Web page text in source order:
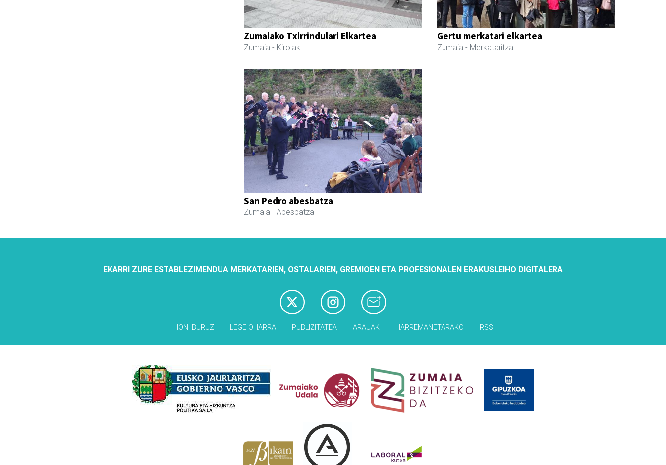
Zumaiako Txirrindulari Elkartea
Zumaia - Kirolak
Gertu merkatari elkartea
Zumaia - Merkataritza
San Pedro abesbatza
Zumaia - Abesbatza
EKARRI ZURE ESTABLEZIMENDUA MERKATARIEN, OSTALARIEN, GREMIOEN ETA PROFESIONALEN ERAKUSLEIHO DIGITALERA
HONI BURUZ LEGE OHARRA PUBLIZITATEA ARAUAK HARREMANETARAKO RSS